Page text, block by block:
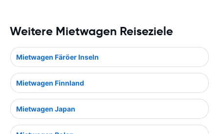
Weitere Mietwagen Reiseziele
Mietwagen Färöer Inseln
Mietwagen Finnland
Mietwagen Japan